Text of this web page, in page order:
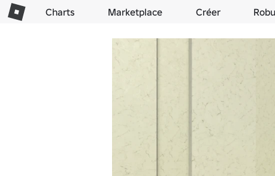
Charts Marketplace Créer